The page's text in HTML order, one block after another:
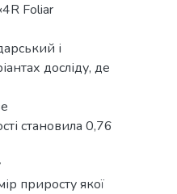
Foliar
і
досліду, де
становила 0,76
приросту якої